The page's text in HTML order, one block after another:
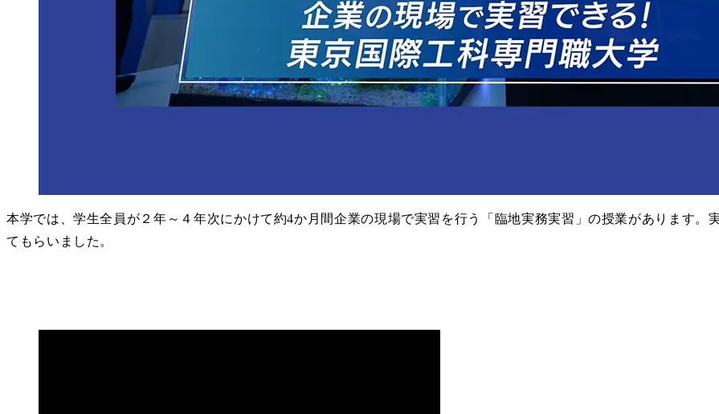
本学では、学生全員が２年～４年次にかけて約4か月間企業の現場で実習を行う「臨地実務実習」の授業があります。
てもらいました。